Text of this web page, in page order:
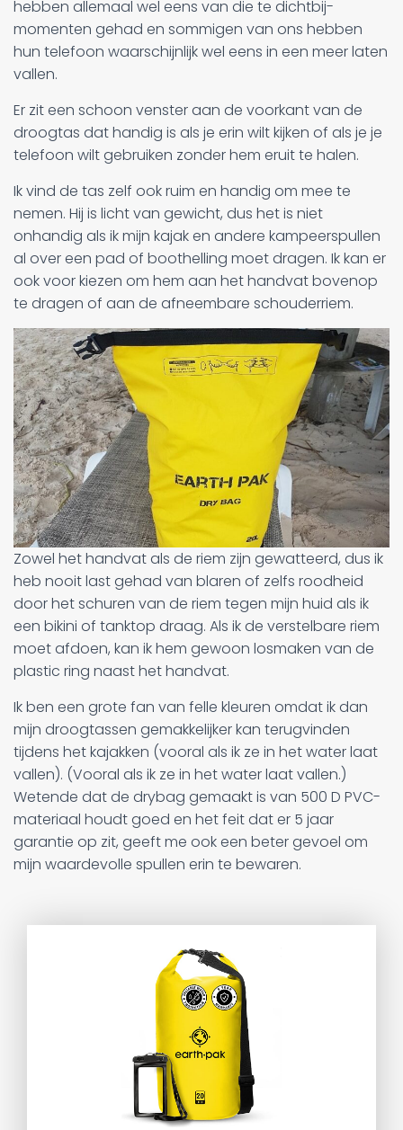
hebben allemaal wel eens van die te dichtbij-
momenten gehad en sommigen van ons hebben
hun telefoon waarschijnlijk wel eens in een meer laten
vallen.
Er zit een schoon venster aan de voorkant van de
droogtas dat handig is als je erin wilt kijken of als je je
telefoon wilt gebruiken zonder hem eruit te halen.
Ik vind de tas zelf ook ruim en handig om mee te
nemen. Hij is licht van gewicht, dus het is niet
onhandig als ik mijn kajak en andere kampeerspullen
al over een pad of boothelling moet dragen. Ik kan er
ook voor kiezen om hem aan het handvat bovenop
te dragen of aan de afneembare schouderriem.
Zowel het handvat als de riem zijn gewatteerd, dus ik
heb nooit last gehad van blaren of zelfs roodheid
door het schuren van de riem tegen mijn huid als ik
een bikini of tanktop draag. Als ik de verstelbare riem
moet afdoen, kan ik hem gewoon losmaken van de
plastic ring naast het handvat.
Ik ben een grote fan van felle kleuren omdat ik dan
mijn droogtassen gemakkelijker kan terugvinden
tijdens het kajakken (vooral als ik ze in het water laat
vallen). (Vooral als ik ze in het water laat vallen.)
Wetende dat de drybag gemaakt is van 500 D PVC-
materiaal houdt goed en het feit dat er 5 jaar
garantie op zit, geeft me ook een beter gevoel om
mijn waardevolle spullen erin te bewaren.